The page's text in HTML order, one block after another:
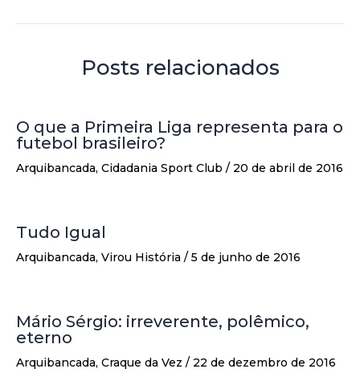
Posts relacionados
O que a Primeira Liga representa para o
futebol brasileiro?
Arquibancada, Cidadania Sport Club / 20 de abril de 2016
Tudo Igual
Arquibancada, Virou História / 5 de junho de 2016
Mário Sérgio: irreverente, polêmico,
eterno
Arquibancada, Craque da Vez / 22 de dezembro de 2016